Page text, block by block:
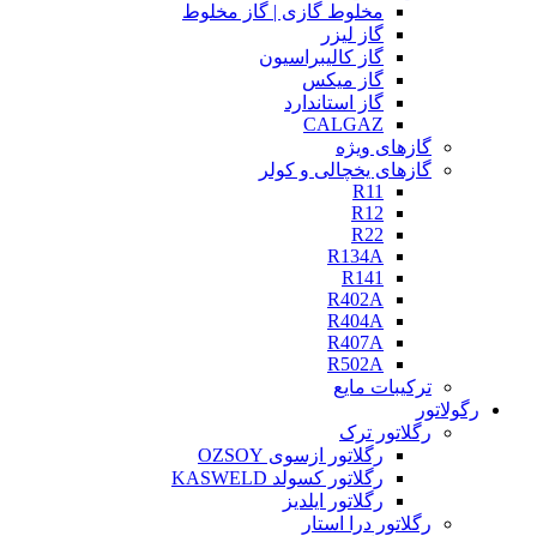
مخلوط گازی | گاز مخلوط
گاز لیزر
گاز کالیبراسیون
گاز میکس
گاز استاندارد
CALGAZ
گازهای ویژه
گازهای یخچالی و کولر
R11
R12
R22
R134A
R141
R402A
R404A
R407A
R502A
ترکیبات مایع
رگولاتور
رگلاتور ترک
رگلاتور ازسوی OZSOY
رگلاتور کسولد KASWELD
رگلاتور ایلدیز
رگلاتور درا استار